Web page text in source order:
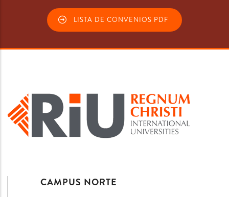
LISTA DE CONVENIOS PDF
CAMPUS NORTE